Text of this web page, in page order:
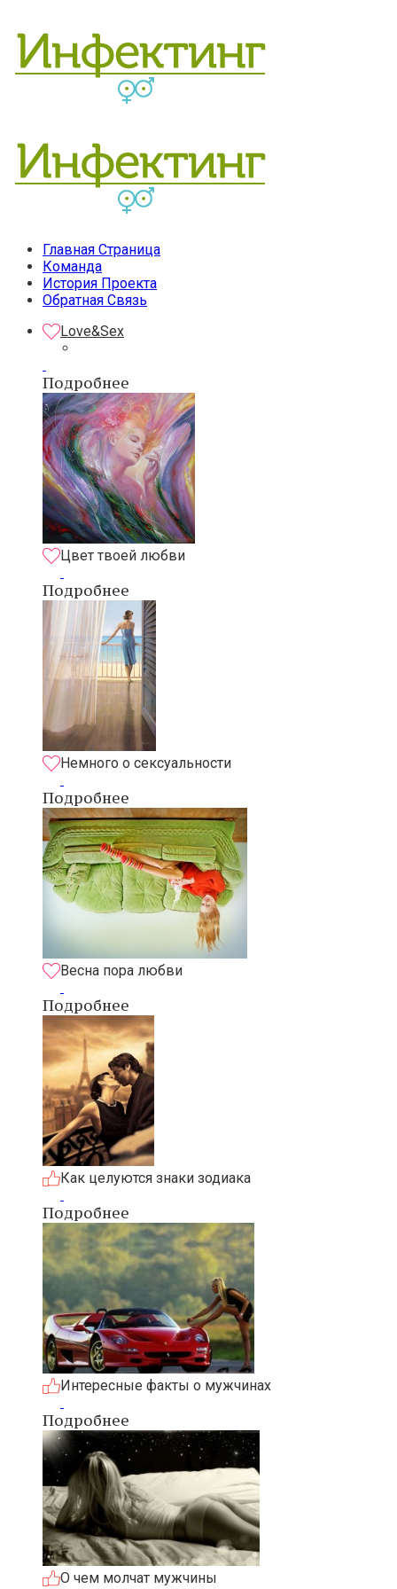
Главная Страница
Команда
История Проекта
Обратная Связь
Love&Sex
Подробнее
Цвет твоей любви
Подробнее
Немного о сексуальности
Подробнее
Весна пора любви
Подробнее
Как целуются знаки зодиака
Подробнее
Интересные факты о мужчинах
Подробнее
О чем молчат мужчины